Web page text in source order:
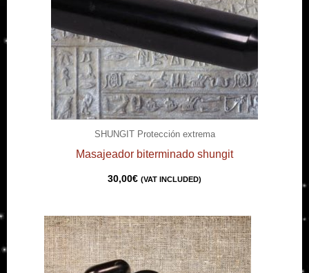
SHUNGIT Protección extrema
Masajeador biterminado shungit
30,00€ (VAT INCLUDED)